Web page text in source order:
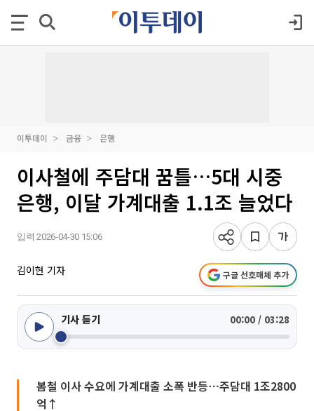
이투데이 금융 은행
이사철에 주담대 꿈틀…5대 시중
은행, 이달 가계대출 1.1조 늘었다
입력 2026-04-30 15:06
김이현 기자 구글 선호매체 추가
기사 듣기 00:00 / 03:28
봄철 이사 수요에 가계대출 소폭 반등⋯주담대 1조2800
억↑